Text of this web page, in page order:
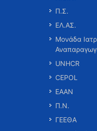
Π.Σ.
ΕΛ.ΑΣ.
Μονάδα
UNHCR
CEPOL
ΕΑΑΝ
Π.Ν.
ΓΕΕΘΑ